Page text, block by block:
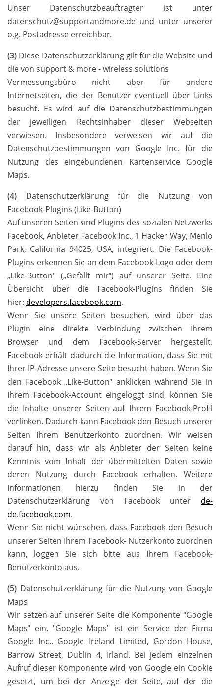
Unser Datenschutzbeauftragter ist unter
datenschutz@supportandmore.de und unter unserer
o.g. Postadresse erreichbar.
(3) Diese Datenschutzerklärung gilt für die Website und
die von support & more - wireless solutions
Vermessungsbüro nicht aber für andere
Internetseiten, die der Benutzer eventuell über Links
besucht. Es wird auf die Datenschutzbestimmungen
der jeweiligen Rechtsinhaber dieser Webseiten
verwiesen. Insbesondere verweisen wir auf die
Datenschutzbestimmungen von Google Inc. für die
Nutzung des eingebundenen Kartenservice Google
Maps.
(4) Datenschutzerklärung für die Nutzung von
Facebook-Plugins (Like-Button)
Auf unseren Seiten sind Plugins des sozialen Netzwerks
Facebook, Anbieter Facebook Inc., 1 Hacker Way, Menlo
Park, California 94025, USA, integriert. Die Facebook-
Plugins erkennen Sie an dem Facebook-Logo oder dem
„Like-Button" („Gefällt mir") auf unserer Seite. Eine
Übersicht über die Facebook-Plugins finden Sie
hier: developers.facebook.com.
Wenn Sie unsere Seiten besuchen, wird über das
Plugin eine direkte Verbindung zwischen Ihrem
Browser und dem Facebook-Server hergestellt.
Facebook erhält dadurch die Information, dass Sie mit
Ihrer IP-Adresse unsere Seite besucht haben. Wenn Sie
den Facebook „Like-Button" anklicken während Sie in
Ihrem Facebook-Account eingeloggt sind, können Sie
die Inhalte unserer Seiten auf Ihrem Facebook-Profil
verlinken. Dadurch kann Facebook den Besuch unserer
Seiten Ihrem Benutzerkonto zuordnen. Wir weisen
darauf hin, dass wir als Anbieter der Seiten keine
Kenntnis vom Inhalt der übermittelten Daten sowie
deren Nutzung durch Facebook erhalten. Weitere
Informationen hierzu finden Sie in der
Datenschutzerklärung von Facebook unter de-
de.facebook.com.
Wenn Sie nicht wünschen, dass Facebook den Besuch
unserer Seiten Ihrem Facebook- Nutzerkonto zuordnen
kann, loggen Sie sich bitte aus Ihrem Facebook-
Benutzerkonto aus.
(5) Datenschutzerklärung für die Nutzung von Google
Maps
Wir setzen auf unserer Seite die Komponente "Google
Maps" ein. "Google Maps" ist ein Service der Firma
Google Inc.. Google Ireland Limited, Gordon House,
Barrow Street, Dublin 4, Irland. Bei jedem einzelnen
Aufruf dieser Komponente wird von Google ein Cookie
gesetzt, um bei der Anzeige der Seite, auf der die